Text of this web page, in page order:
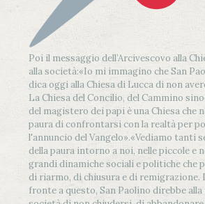
Poi il messaggio dell’Arcivescovo alla
alla società:«Io mi immagino che San
dica oggi alla Chiesa di Lucca di non
La Chiesa del Concilio, del Cammino
del magistero dei papi è una Chiesa che
paura di confrontarsi con la realtà per
l'annuncio del Vangelo».«Vediamo tanti
della paura intorno a noi, nelle piccole e
grandi dinamiche sociali e politiche che
di riarmo, di chiusura e di remigrazione.
fronte a questo, San Paolino direbbe